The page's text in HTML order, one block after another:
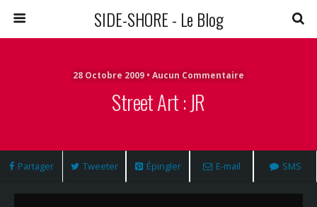
SIDE-SHORE - Le Blog
28 Octobre 2009 • Aucun Commentaire
Street Art : JR
Partager Tweeter Épingler E-mail SMS